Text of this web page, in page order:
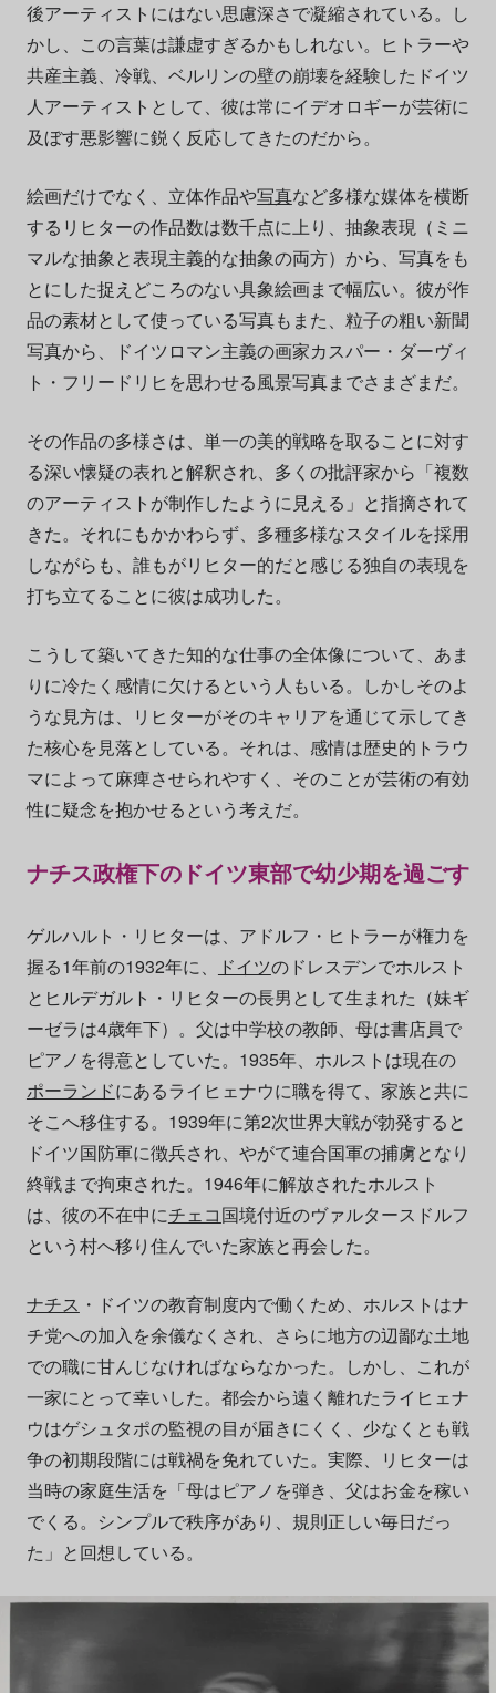
後アーティストにはない思慮深さで凝縮されている。し
かし、この言葉は謙虚すぎるかもしれない。ヒトラーや
共産主義、冷戦、ベルリンの壁の崩壊を経験したドイツ
人アーティストとして、彼は常にイデオロギーが芸術に
及ぼす悪影響に鋭く反応してきたのだから。
絵画だけでなく、立体作品や写真など多様な媒体を横断
するリヒターの作品数は数千点に上り、抽象表現（ミニ
マルな抽象と表現主義的な抽象の両方）から、写真をも
とにした捉えどころのない具象絵画まで幅広い。彼が作
品の素材として使っている写真もまた、粒子の粗い新聞
写真から、ドイツロマン主義の画家カスパー・ダーヴィ
ト・フリードリヒを思わせる風景写真までさまざまだ。
その作品の多様さは、単一の美的戦略を取ることに対す
る深い懐疑の表れと解釈され、多くの批評家から「複数
のアーティストが制作したように見える」と指摘されて
きた。それにもかかわらず、多種多様なスタイルを採用
しながらも、誰もがリヒター的だと感じる独自の表現を
打ち立てることに彼は成功した。
こうして築いてきた知的な仕事の全体像について、あま
りに冷たく感情に欠けるという人もいる。しかしそのよ
うな見方は、リヒターがそのキャリアを通じて示してき
た核心を見落としている。それは、感情は歴史的トラウ
マによって麻痺させられやすく、そのことが芸術の有効
性に疑念を抱かせるという考えだ。
ナチス政権下のドイツ東部で幼少期を過ごす
ゲルハルト・リヒターは、アドルフ・ヒトラーが権力を
握る1年前の1932年に、
ドイツのドレスデンでホルスト
とヒルデガルト・リヒターの長男として生まれた（妹ギ
ーゼラは4歳年下）。父は中学校の教師、母は書店員で
ピアノを得意としていた。1935年、ホルストは現在の
ポーランドにあるライヒェナウに職を得て、家族と共に
そこへ移住する。1939年に第2次世界大戦が勃発すると
ドイツ国防軍に徴兵され、やがて連合国軍の捕虜となり
終戦まで拘束された。1946年に解放されたホルスト
は、彼の不在中にチェコ国境付近のヴァルタースドルフ
という村へ移り住んでいた家族と再会した。
ナチス ・ドイツの教育制度内で働くため、ホルストはナ
チ党への加入を余儀なくされ、さらに地方の辺鄙な土地
での職に甘んじなければならなかった。しかし、これが
一家にとって幸いした。都会から遠く離れたライヒェナ
ウはゲシュタポの監視の目が届きにくく、少なくとも戦
争の初期段階には戦禍を免れていた。実際、リヒターは
当時の家庭生活を「母はピアノを弾き、父はお金を稼い
でくる。シンプルで秩序があり、規則正しい毎日だっ
た」と回想している。